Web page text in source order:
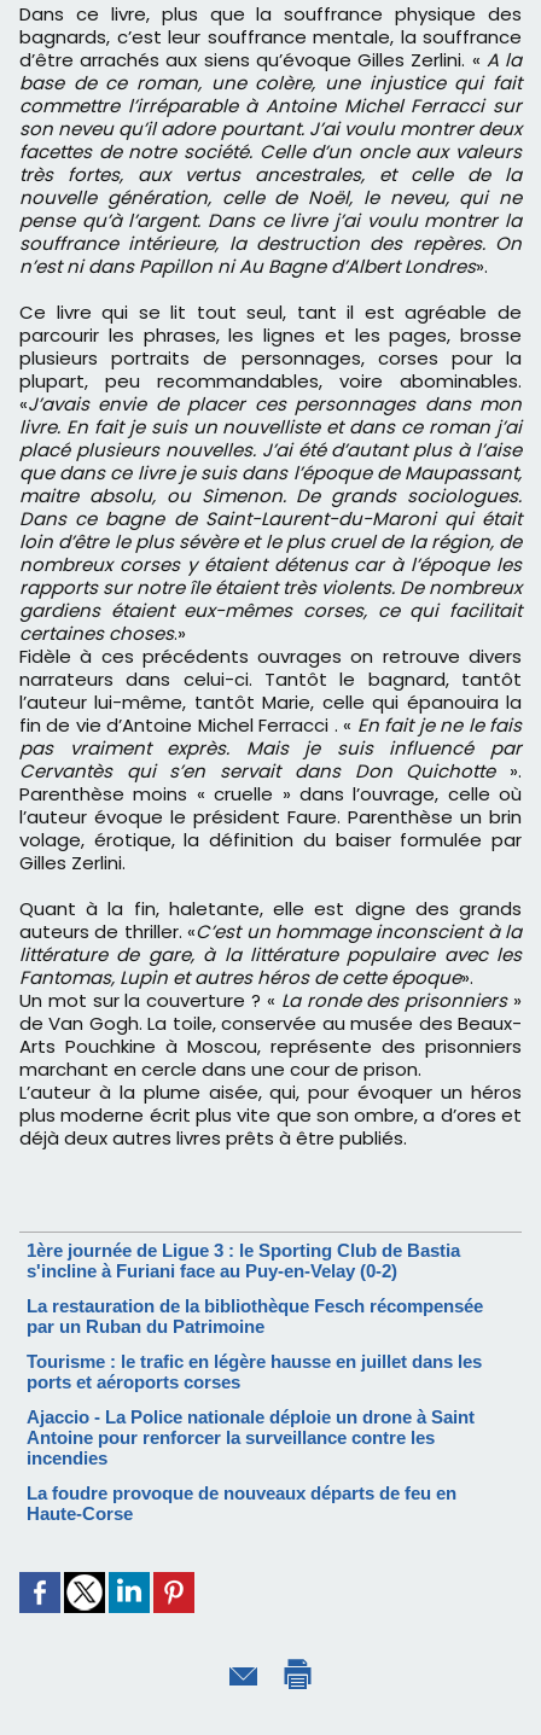
Dans ce livre, plus que la souffrance physique des
bagnards, c’est leur souffrance mentale, la souffrance
d’être arrachés aux siens qu’évoque Gilles Zerlini. « A la
base de ce roman, une colère, une injustice qui fait
commettre l’irréparable à Antoine Michel Ferracci sur
son neveu qu’il adore pourtant. J’ai voulu montrer deux
facettes de notre société. Celle d’un oncle aux valeurs
très fortes, aux vertus ancestrales, et celle de la
nouvelle génération, celle de Noël, le neveu, qui ne
pense qu’à l’argent. Dans ce livre j’ai voulu montrer la
souffrance intérieure, la destruction des repères. On
n’est ni dans Papillon ni Au Bagne d’Albert Londres».
Ce livre qui se lit tout seul, tant il est agréable de
parcourir les phrases, les lignes et les pages, brosse
plusieurs portraits de personnages, corses pour la
plupart, peu recommandables, voire abominables.
«J’avais envie de placer ces personnages dans mon
livre. En fait je suis un nouvelliste et dans ce roman j’ai
placé plusieurs nouvelles. J’ai été d’autant plus à l’aise
que dans ce livre je suis dans l’époque de Maupassant,
maitre absolu, ou Simenon. De grands sociologues.
Dans ce bagne de Saint-Laurent-du-Maroni qui était
loin d’être le plus sévère et le plus cruel de la région, de
nombreux corses y étaient détenus car à l’époque les
rapports sur notre île étaient très violents. De nombreux
gardiens étaient eux-mêmes corses, ce qui facilitait
certaines choses.»
Fidèle à ces précédents ouvrages on retrouve divers
narrateurs dans celui-ci. Tantôt le bagnard, tantôt
l’auteur lui-même, tantôt Marie, celle qui épanouira la
fin de vie d’Antoine Michel Ferracci . « En fait je ne le fais
pas vraiment exprès. Mais je suis influencé par
Cervantès qui s’en servait dans Don Quichotte».
Parenthèse moins « cruelle » dans l’ouvrage, celle où
l’auteur évoque le président Faure. Parenthèse un brin
volage, érotique, la définition du baiser formulée par
Gilles Zerlini.
Quant à la fin, haletante, elle est digne des grands
auteurs de thriller. «C’est un hommage inconscient à la
littérature de gare, à la littérature populaire avec les
Fantomas, Lupin et autres héros de cette époque».
Un mot sur la couverture ? « La ronde des prisonniers »
de Van Gogh. La toile, conservée au musée des Beaux-
Arts Pouchkine à Moscou, représente des prisonniers
marchant en cercle dans une cour de prison.
L’auteur à la plume aisée, qui, pour évoquer un héros
plus moderne écrit plus vite que son ombre, a d’ores et
déjà deux autres livres prêts à être publiés.
1ère journée de Ligue 3 : le Sporting Club de Bastia
s'incline à Furiani face au Puy-en-Velay (0-2)
La restauration de la bibliothèque Fesch récompensée
par un Ruban du Patrimoine
Tourisme : le trafic en légère hausse en juillet dans les
ports et aéroports corses
Ajaccio - La Police nationale déploie un drone à Saint
Antoine pour renforcer la surveillance contre les
incendies
La foudre provoque de nouveaux départs de feu en
Haute-Corse